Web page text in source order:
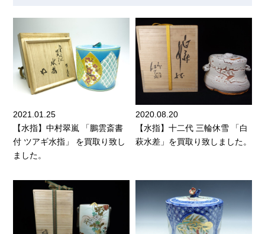
2021.01.25
【水指】中村翠嵐 「鵬雲斎書
付 ツアギ水指」 を買取り致し
ました。
2020.08.20
【水指】十二代 三輪休雪 「白
萩水差」を買取り致しました。